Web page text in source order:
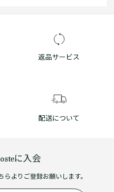
返品サービス
配送について
に入会
らよりご登録お願いします。